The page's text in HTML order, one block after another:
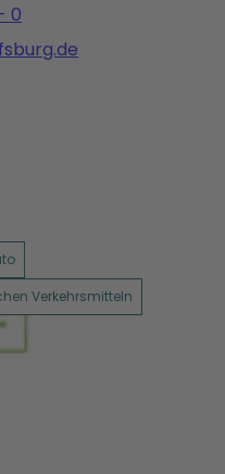
0
Verkehrsmitteln